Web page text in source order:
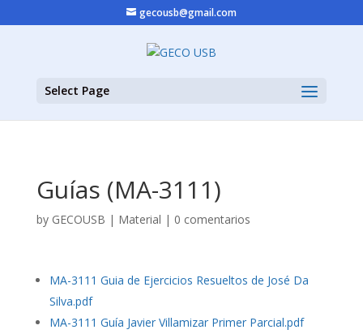
gecousb@gmail.com
Select Page
Guías (MA-3111)
by GECOUSB | Material | 0 comentarios
MA-3111 Guia de Ejercicios Resueltos de José Da
Silva.pdf
MA-3111 Guía Javier Villamizar Primer Parcial.pdf